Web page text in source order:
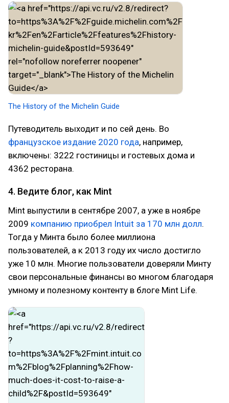
The History of the Michelin Guide
Путеводитель выходит и по сей день. Во
французское издание 2020 года, например,
включены: 3222 гостиницы и гостевых дома и
4362 ресторана.
4. Ведите блог, как Mint
Mint выпустили в сентябре 2007, а уже в ноябре
2009 компанию приобрел Intuit за 170 млн долл.
Тогда у Минта было более миллиона
пользователей, а к 2013 году их число достигло
уже 10 млн. Многие пользователи доверяли Минту
свои персональные финансы во многом благодаря
умному и полезному контенту в блоге Mint Life.